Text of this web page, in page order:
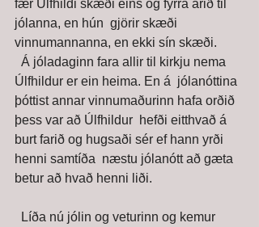
fær Úlfhildi skæði eins og fyrra árið til
jólanna, en hún  gjörir skæði
vinnumannanna, en ekki sín skæði.
Úlfhildur er ein heima. En á  jólanóttina
þóttist annar vinnumaðurinn hafa orðið
þess var að Úlfhildur  hefði eitthvað á
burt farið og hugsaði sér ef hann yrði
henni samtíða  næstu jólanótt að gæta
betur að hvað henni liði.